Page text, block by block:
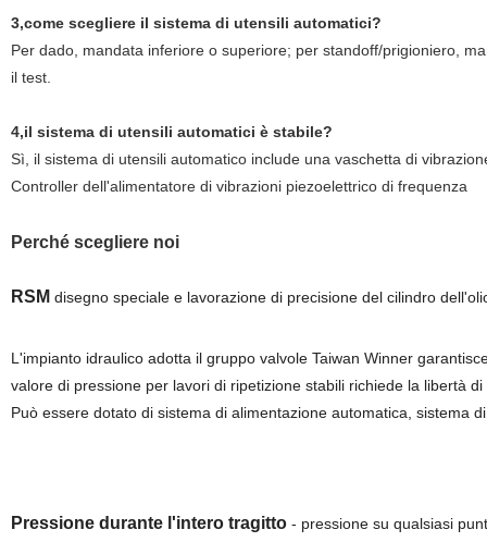
3,come scegliere il sistema di utensili automatici?
Per dado, mandata inferiore o superiore; per standoff/prigioniero,
il test.
4,il sistema di utensili automatici è stabile?
Sì, il sistema di utensili automatico include una vaschetta di
Controller dell'alimentatore di vibrazioni piezoelettrico di frequenza
Perché scegliere noi
RSM disegno speciale e lavorazione di precisione del cilindro
L'impianto idraulico adotta il gruppo valvole Taiwan Winner
valore di pressione per lavori di ripetizione stabili richiede la libertà
Può essere dotato di sistema di alimentazione automatica, sistema
Pressione durante l'intero tragitto- pressione su qualsiasi